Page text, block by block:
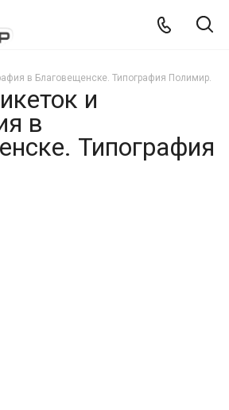
в Благовещенске. Типография Полимир.
и
в
Типография